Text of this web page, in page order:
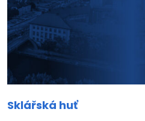
Sklářská huť